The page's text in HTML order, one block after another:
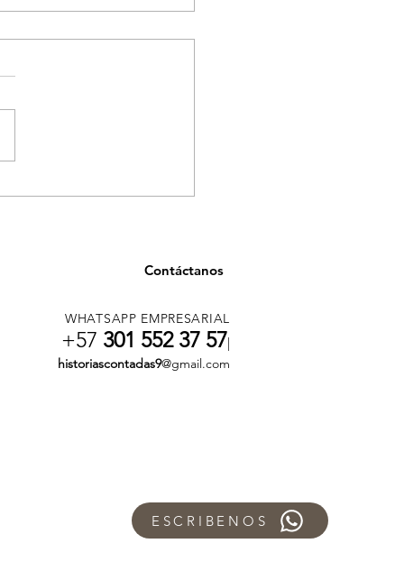
ESCRIBENOS
Contáctanos
WHATSAPP EMPRESARIAL
+57 301 552 37 57
historiascontadas9@gmail.com